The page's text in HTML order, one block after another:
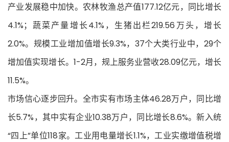
产业发展稳中加快。农林牧渔总产值177.12亿元，同比增长
4.1%；蔬菜产量增长4.1%，生猪出栏219.56万头，增长
2.0%。规模工业增加值增长9.3%，37个大类行业中，29个
增加值实现增长。1-2月，规上服务业营收28.09亿元，增长
11.5%。
市场信心逐步回升。全市实有市场主体46.28万户，同比增
长5.7%，其中实有企业10.38万户，同比增长8.6%。新入统
“四上”单位118家。工业用电量增长1.1%，工业实缴增值税增